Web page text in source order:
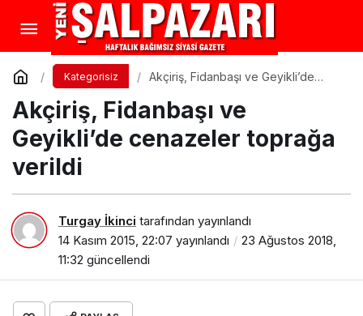
Kategorisiz
Akçiriş, Fidanbaşı ve Geyikli’de
Akçiriş, Fidanbaşı ve
Geyikli’de cenazeler toprağa
verildi
Turgay İkinci tarafından yayınlandı
14 Kasım 2015, 22:07 yayınlandı
23 Ağustos 2018,
11:32 güncellendi